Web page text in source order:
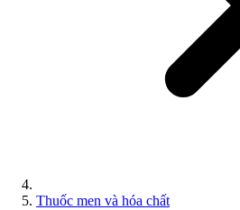
Thuốc men và hóa chất